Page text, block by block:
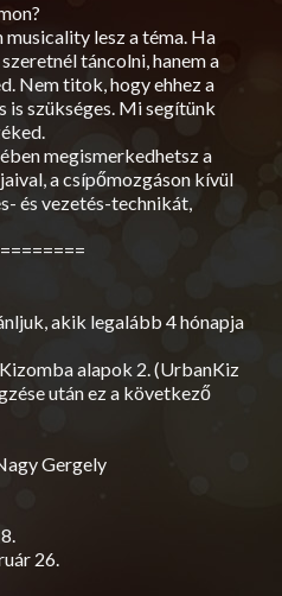
musicality lesz a téma. Ha
táncolni, hanem a
Nem titok, hogy ehhez a
szükséges. Mi segítünk
megismerkedhetsz a
a csípőmozgáson kívül
és vezetés-technikát,
akik legalább 4 hónapja
alapok 2. (UrbanKiz
után ez a következő
Gergely
26.